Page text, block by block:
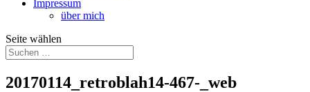
Impressum
über mich
Seite wählen
20170114_retroblah14-467-_web